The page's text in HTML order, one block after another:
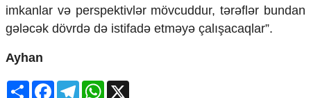
imkanlar və perspektivlər mövcuddur, tərəflər bundan
gələcək dövrdə də istifadə etməyə çalışacaqlar”.
Ayhan
ShareFacebookTelegramWhatsApp